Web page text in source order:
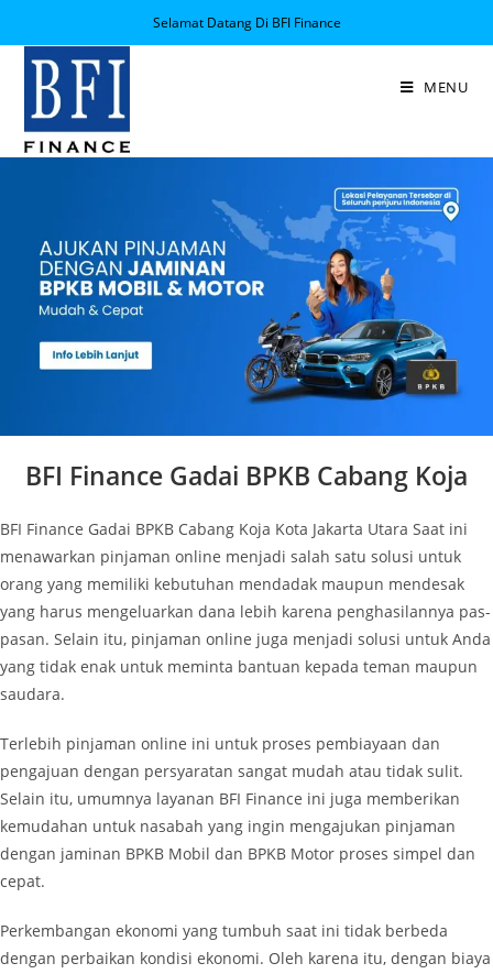
Selamat Datang Di BFI Finance
MENU
BFI Finance Gadai BPKB Cabang Koja
BFI Finance Gadai BPKB Cabang Koja Kota Jakarta Utara Saat ini
menawarkan pinjaman online menjadi salah satu solusi untuk
orang yang memiliki kebutuhan mendadak maupun mendesak
yang harus mengeluarkan dana lebih karena penghasilannya pas-
pasan. Selain itu, pinjaman online juga menjadi solusi untuk Anda
yang tidak enak untuk meminta bantuan kepada teman maupun
saudara.
Terlebih pinjaman online ini untuk proses pembiayaan dan
pengajuan dengan persyaratan sangat mudah atau tidak sulit.
Selain itu, umumnya layanan BFI Finance ini juga memberikan
kemudahan untuk nasabah yang ingin mengajukan pinjaman
dengan jaminan BPKB Mobil dan BPKB Motor proses simpel dan
cepat.
Perkembangan ekonomi yang tumbuh saat ini tidak berbeda
dengan perbaikan kondisi ekonomi. Oleh karena itu, dengan biaya